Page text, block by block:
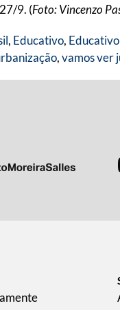
9. (Foto: Vincenzo
, Educativo,
,vamos ver